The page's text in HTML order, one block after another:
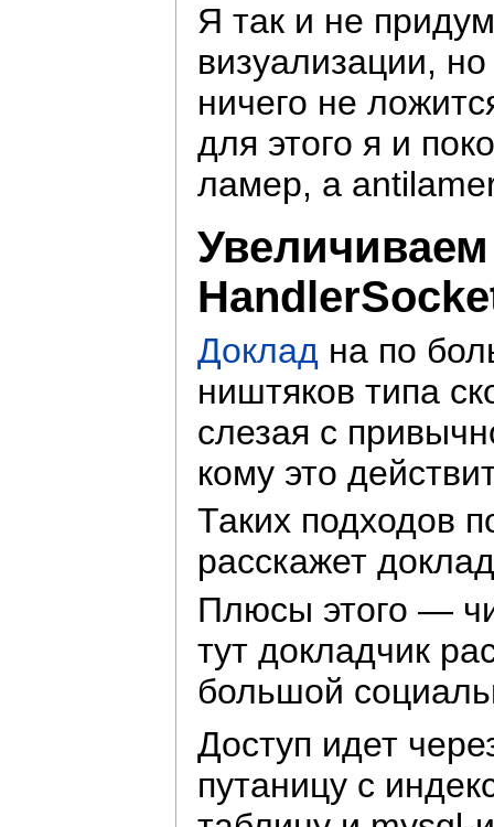
Я так и не
визуализации,
ничего не
для этого я и
ламер, а
Увеличиваем
Доклад на по
ништяков типа
слезая с
кому это
Таких подходов
расскажет
Плюсы этого —
тут докладчик
большой
Доступ идет
путаницу с